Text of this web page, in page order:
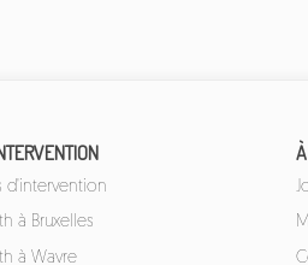
d'intervention
à Bruxelles
à Wavre